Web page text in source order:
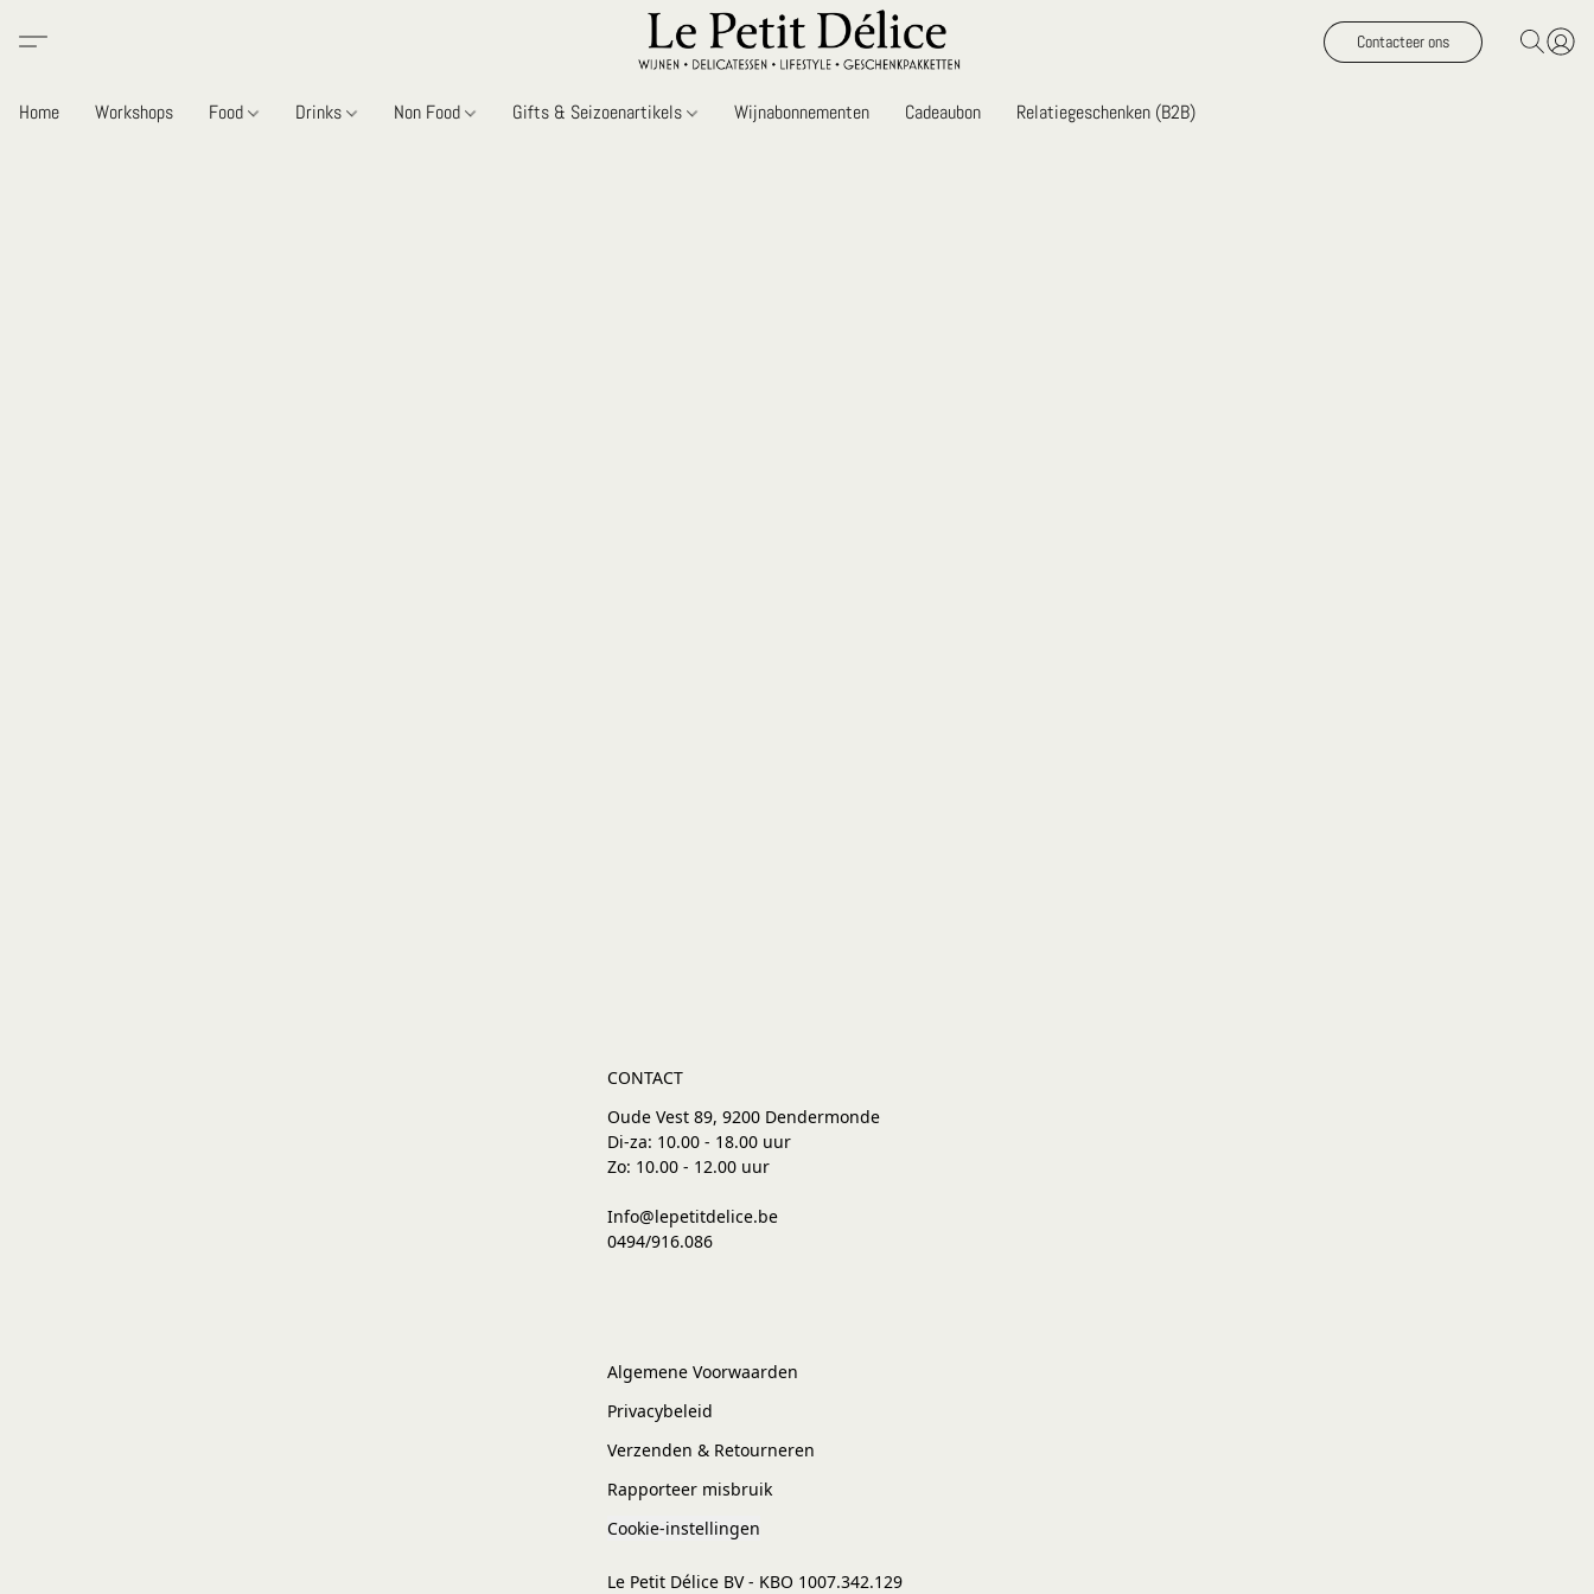
Contacteer ons
Home Workshops Food Drinks Non Food Gifts & Seizoenartikels Wijnabonnementen Cadeaubon Relatiegeschenken (B2B)
CONTACT
Oude Vest 89, 9200 Dendermonde
Di-za: 10.00 - 18.00 uur
Zo: 10.00 - 12.00 uur
Info@lepetitdelice.be
0494/916.086
Algemene Voorwaarden
Privacybeleid
Verzenden & Retourneren
Rapporteer misbruik
Cookie-instellingen
Le Petit Délice BV - KBO 1007.342.129